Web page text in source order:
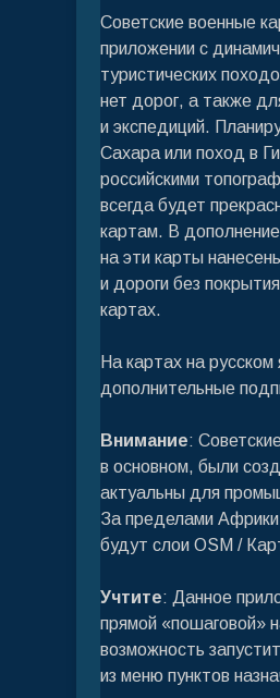
Советские военные
приложении с
туристических
нет дорог, а также
и экспедиций.
Сахара или поход в
российскими
всегда будет
картам. В
на эти карты
и дороги без
картах.
На картах на русском
дополнительные
Внимание:
в основном, были
актуальны для
За пределами
будут слои OSM /
Учтите: Данное
прямой «пошаговой»
возможность
из меню пунктов